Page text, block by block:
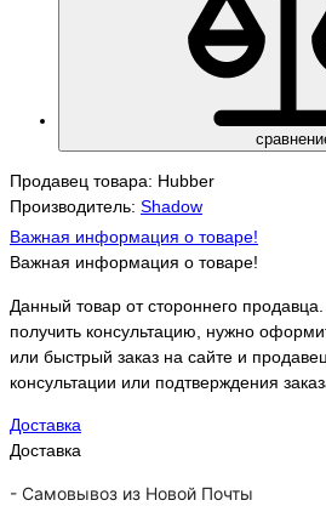
Продавец товара: Hubber
Производитель: Shadow
Важная информация о товаре!
Важная информация о товаре!
Данный товар от стороннего
получить консультацию, нужно
или быстрый заказ на сайте и
консультации или подтверждения
Доставка
Доставка
- Самовывоз из Новой Почты